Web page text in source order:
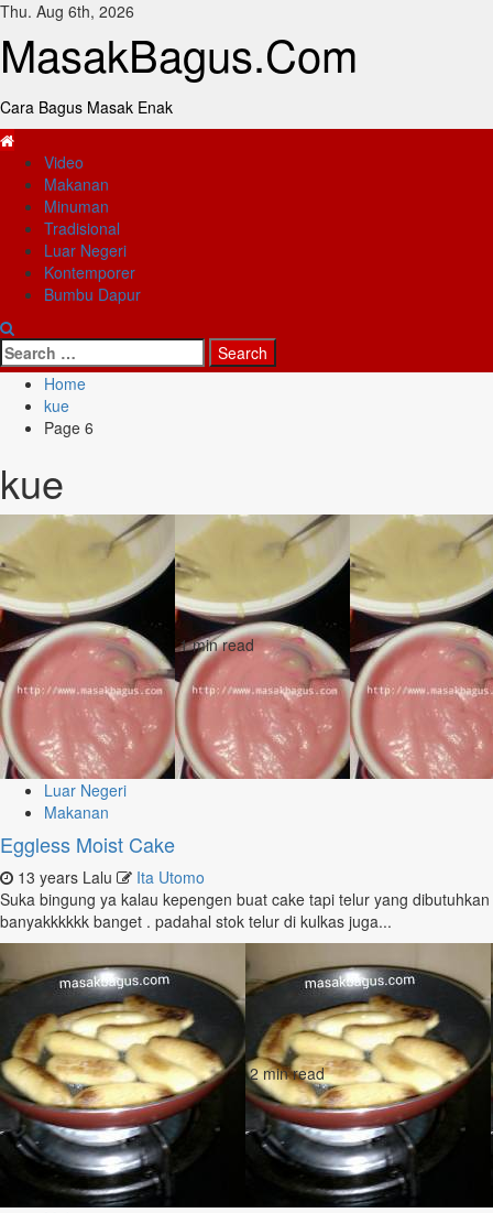
Skip
content
Thu. Aug 6th, 2026
MasakBagus.Com
Cara Bagus Masak Enak
Primary
Menu
Video
Makanan
Minuman
Tradisional
Luar Negeri
Kontemporer
Bumbu Dapur
Search
for:
Home
kue
Page 6
kue
1 min read
Luar Negeri
Makanan
Eggless Moist Cake
13 years Lalu
Ita Utomo
Suka bingung ya kalau kepengen buat cake tapi telur yang dibutuhkan
banyakkkkkk banget . padahal stok telur di kulkas juga...
2 min read